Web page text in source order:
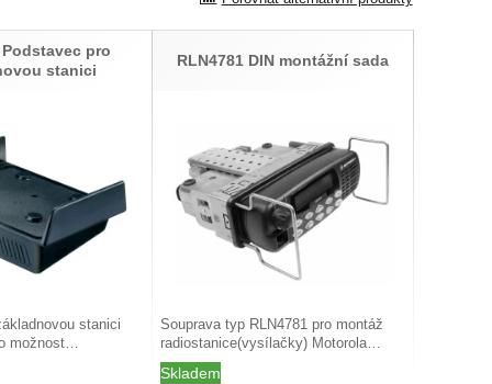
Podstavec pro
stanici
stanici
možnost…
RLN4781 DIN montážní sada
Souprava typ RLN4781 pro montáž
radiostanice(vysílačky) Motorola…
Skladem